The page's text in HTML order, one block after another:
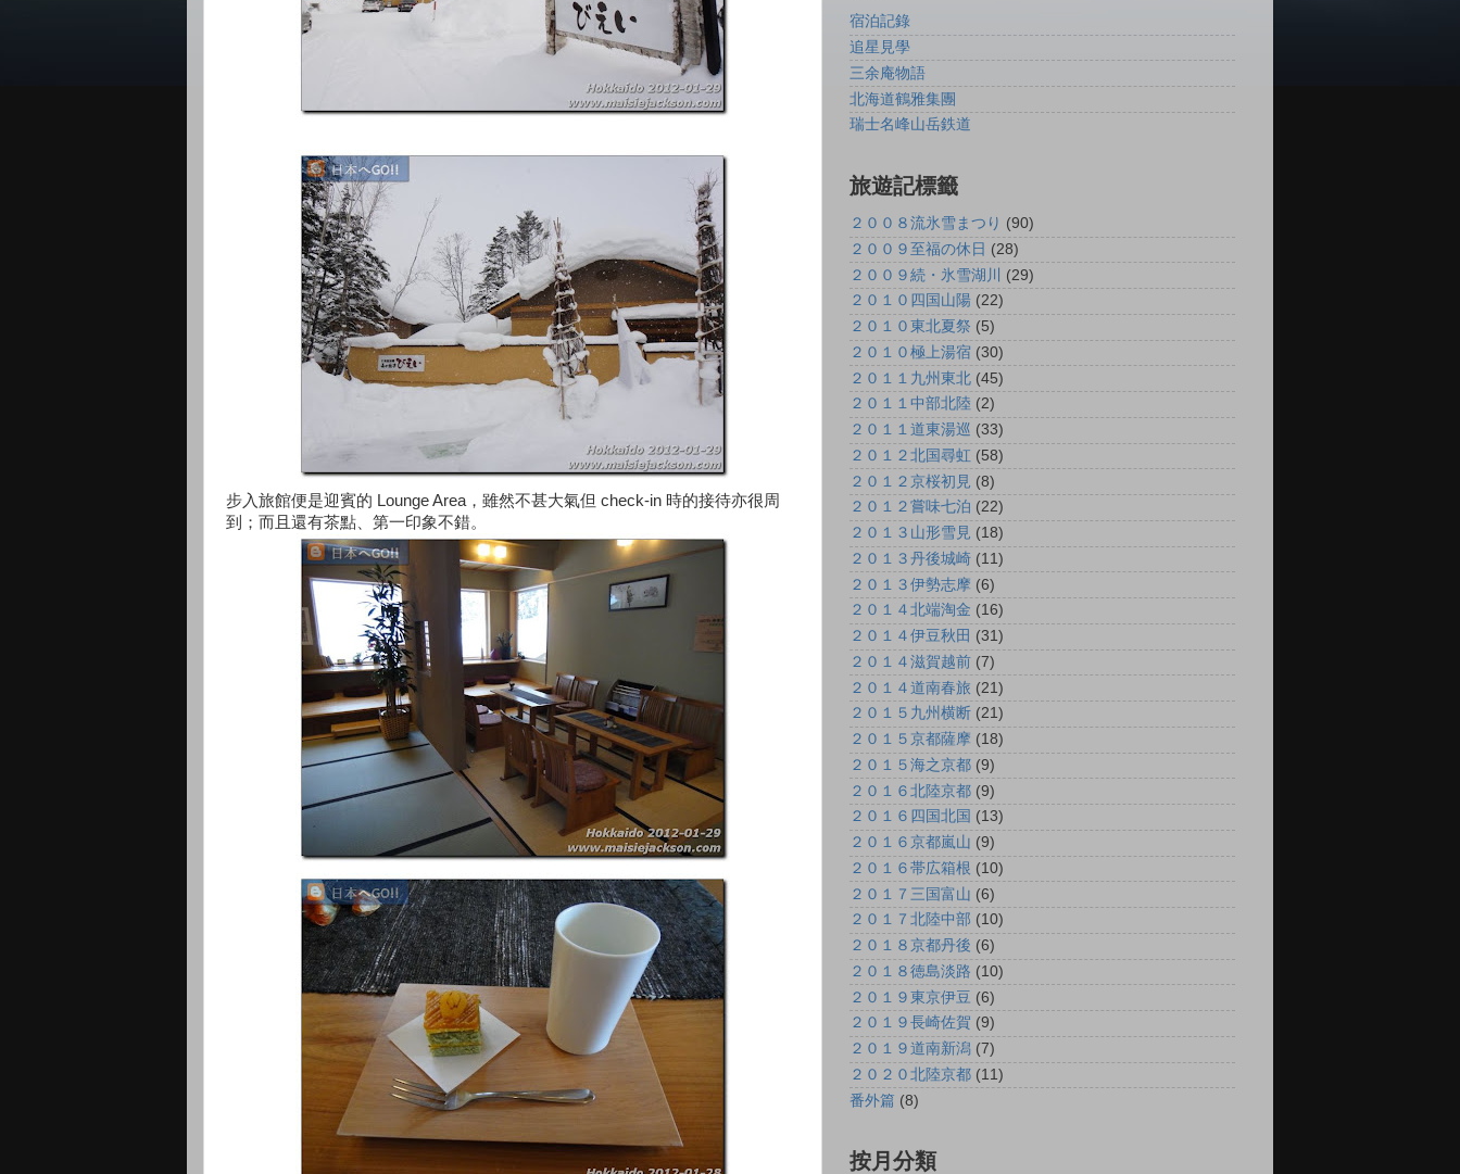
步入旅館便是迎賓的 Lounge Area，雖然不甚大氣但 check-in 時的接待亦很周
到；而且還有茶點、第一印象不錯。
宿泊記錄
追星見學
三余庵物語
北海道鶴雅集團
瑞士名峰山岳鉄道
旅遊記標籤
２００８流氷雪まつり (90)
２００９至福の休日 (28)
２００９続・氷雪湖川
(29)
２０１０四国山陽 (22)
２０１０東北夏祭 (5)
２０１０極上湯宿 (30)
２０１１九州東北 (45)
２０１１中部北陸 (2)
２０１１道東湯巡 (33)
２０１２北国尋虹 (58)
２０１２京桜初見 (8)
２０１２嘗味七泊 (22)
２０１３山形雪見 (18)
２０１３丹後城崎 (11)
２０１３伊勢志摩 (6)
２０１４北端淘金 (16)
２０１４伊豆秋田 (31)
２０１４滋賀越前 (7)
２０１４道南春旅 (21)
２０１５九州横断 (21)
２０１５京都薩摩 (18)
２０１５海之京都 (9)
２０１６北陸京都 (9)
２０１６四国北国 (13)
２０１６京都嵐山 (9)
２０１６帯広箱根 (10)
２０１７三国富山 (6)
２０１７北陸中部 (10)
２０１８京都丹後 (6)
２０１８徳島淡路 (10)
２０１９東京伊豆 (6)
２０１９長崎佐賀 (9)
２０１９道南新潟 (7)
２０２０北陸京都 (11)
番外篇 (8)
按月分類